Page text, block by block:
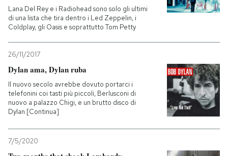
Lana Del Rey e i Radiohead sono solo gli ultimi
di una lista che tira dentro i Led Zeppelin, i
Coldplay, gli Oasis e soprattutto Tom Petty
26/11/2017
Dylan ama, Dylan ruba
Il nuovo secolo avrebbe dovuto portarci i
telefonini coi tasti più piccoli, Berlusconi di
nuovo a palazzo Chigi, e un brutto disco di
Dylan [Continua]
7/5/2020